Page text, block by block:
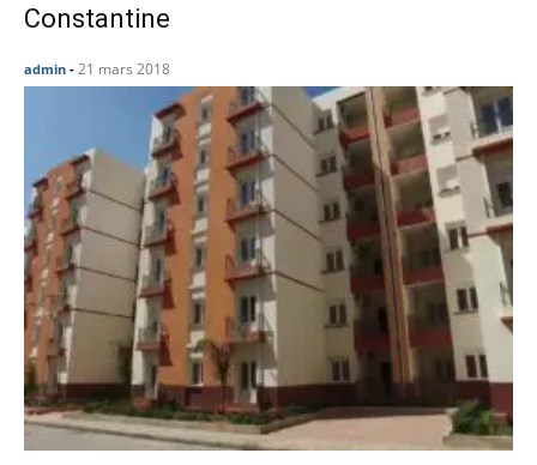
Constantine
admin - 21 mars 2018